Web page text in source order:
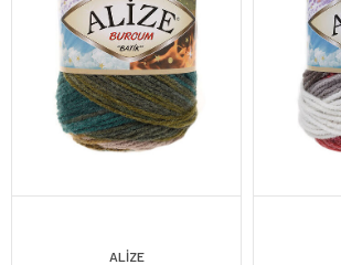
ALİZE